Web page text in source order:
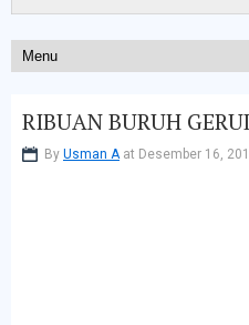
RIBUAN BURUH
By Usman Aat Desember 16,